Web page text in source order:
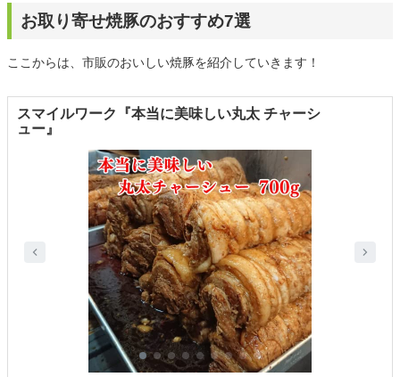
お取り寄せ焼豚のおすすめ7選
ここからは、市販のおいしい焼豚を紹介していきます！
スマイルワーク『本当に美味しい丸太 チャーシ
ュー』